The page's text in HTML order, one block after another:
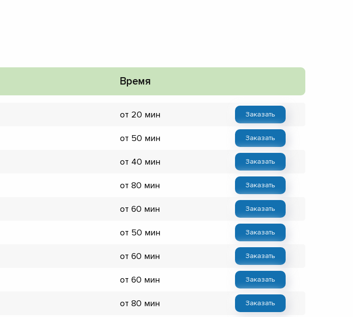
Время
от 20 мин Заказать
от 50 мин Заказать
от 40 мин Заказать
от 80 мин Заказать
от 60 мин Заказать
от 50 мин Заказать
от 60 мин Заказать
от 60 мин Заказать
от 80 мин Заказать